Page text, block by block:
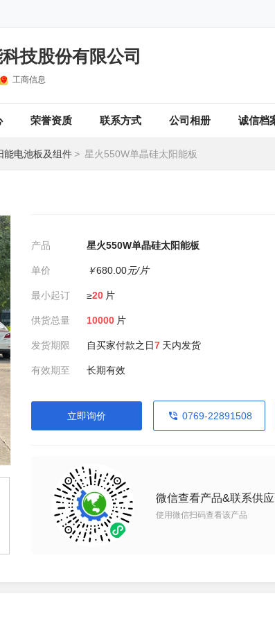
技股份有限公司
工商信息
荣誉资质 联系方式 公司相册 诚信档
能电池板及组件 > 星火550W单晶硅太阳能板
产品 星火550W单晶硅太阳能板
单价 ￥680.00元/片
最小起订 ≥20 片
供货总量 10000 片
发货期限 自买家付款之日7 天内发货
有效期至 长期有效
立即询价 0769-22891508
微信查看产品&联系供
使用微信扫码查看该产品